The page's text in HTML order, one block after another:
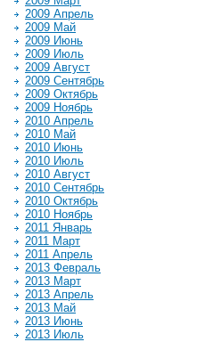
2009 Апрель
2009 Май
2009 Июнь
2009 Июль
2009 Август
2009 Сентябрь
2009 Октябрь
2009 Ноябрь
2010 Апрель
2010 Май
2010 Июнь
2010 Июль
2010 Август
2010 Сентябрь
2010 Октябрь
2010 Ноябрь
2011 Январь
2011 Март
2011 Апрель
2013 Февраль
2013 Март
2013 Апрель
2013 Май
2013 Июнь
2013 Июль